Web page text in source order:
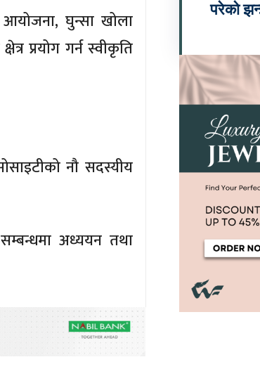
घुन्सा खोला
प्रयोग गर्न स्वीकृति
नौ सदस्यीय
अध्ययन तथा
परेको